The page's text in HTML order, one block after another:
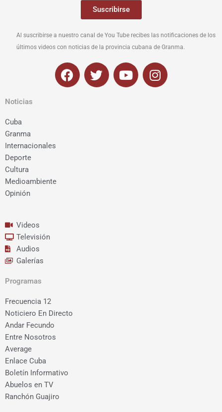
Suscribirse
Al suscribirse a nuestro canal de You Tube recibes las notificaciones de los
últimos videos con noticias de la provincia cubana de Granma.
F
a
T
w
Y
o
I
n
Noticias
Cuba
Granma
Internacionales
Deporte
Cultura
Medioambiente
Opinión
Videos
Televisión
Audios
Galerías
Programas
Frecuencia 12
Noticiero En Directo
Andar Fecundo
Entre Nosotros
Average
Enlace Cuba
Boletín Informativo
Abuelos en TV
Ranchón Guajiro